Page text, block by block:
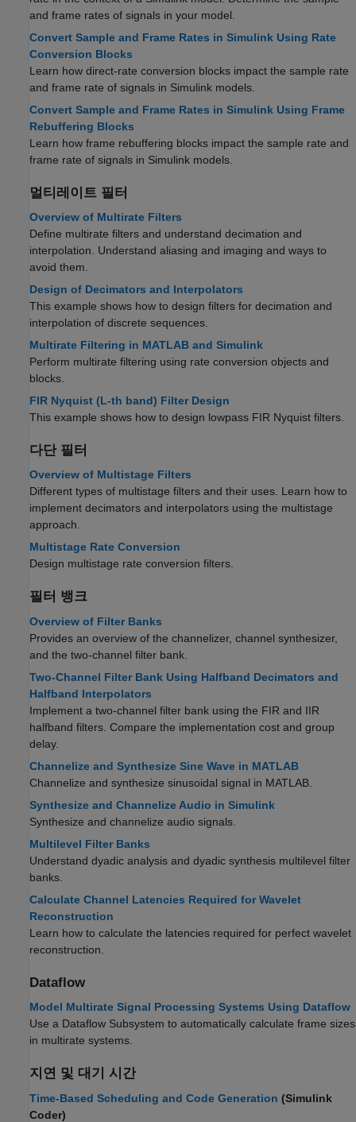
and frame rates of signals in your model.
Convert Sample and Frame Rates in Simulink Using Rate
Conversion Blocks
Learn how direct-rate conversion blocks impact the sample rate
and frame rate of signals in Simulink models.
Convert Sample and Frame Rates in Simulink Using Frame
Rebuffering Blocks
Learn how frame rebuffering blocks impact the sample rate and
frame rate of signals in Simulink models.
멀티레이트 필터
Overview of Multirate Filters
Define multirate filters and understand decimation and
interpolation. Understand aliasing and imaging and ways to
avoid them.
Design of Decimators and Interpolators
This example shows how to design filters for decimation and
interpolation of discrete sequences.
Multirate Filtering in MATLAB and Simulink
Perform multirate filtering using rate conversion objects and
blocks.
FIR Nyquist (L-th band) Filter Design
This example shows how to design lowpass FIR Nyquist filters.
다단 필터
Overview of Multistage Filters
Different types of multistage filters and their uses. Learn how to
implement decimators and interpolators using the multistage
approach.
Multistage Rate Conversion
Design multistage rate conversion filters.
필터 뱅크
Overview of Filter Banks
Provides an overview of the channelizer, channel synthesizer,
and the two-channel filter bank.
Two-Channel Filter Bank Using Halfband Decimators and
Halfband Interpolators
Implement a two-channel filter bank using the FIR and IIR
halfband filters. Compare the implementation cost and group
delay.
Channelize and Synthesize Sine Wave in MATLAB
Channelize and synthesize sinusoidal signal in MATLAB.
Synthesize and Channelize Audio in Simulink
Synthesize and channelize audio signals.
Multilevel Filter Banks
Understand dyadic analysis and dyadic synthesis multilevel filter
banks.
Calculate Channel Latencies Required for Wavelet
Reconstruction
Learn how to calculate the latencies required for perfect wavelet
reconstruction.
Dataflow
Model Multirate Signal Processing Systems Using Dataflow
Use a Dataflow Subsystem to automatically calculate frame sizes
in multirate systems.
지연 및 대기 시간
Time-Based Scheduling and Code Generation (Simulink
Coder)